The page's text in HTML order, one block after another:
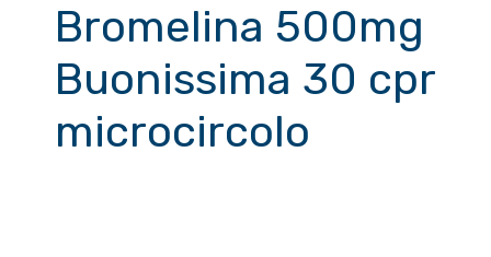
Bromelina 500mg
Buonissima 30 cpr
microcircolo